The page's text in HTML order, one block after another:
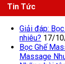
Tin Tức
Giải đáp:
nhiêu? 17/
Bọc Ghế
Massage